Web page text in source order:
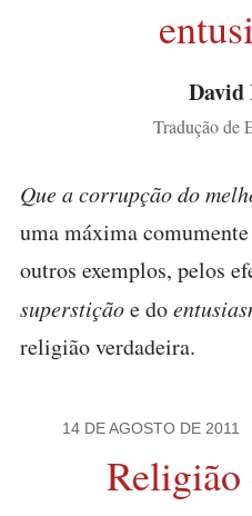
David
Tradução de
Que a corrupção do
uma máxima
outros exemplos, pelos
superstiçãoe do
religião verdadeira.
14 DE AGOSTO DE 2011
Religião